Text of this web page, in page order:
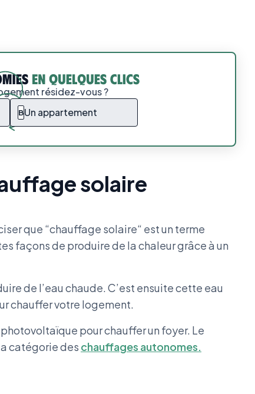
résidez-vous ?
BUn appartement
solaire
que “chauffage solaire“ est un terme
façons de produire de la chaleur grâce à un
de l’eau chaude. C’est ensuite cette eau
chauffer votre logement.
pour chauffer un foyer. Le
catégorie des chauffages autonomes.